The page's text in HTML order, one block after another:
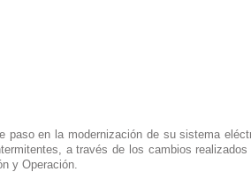
paso en la modernización de su sistema
a través de los cambios
y Operación.